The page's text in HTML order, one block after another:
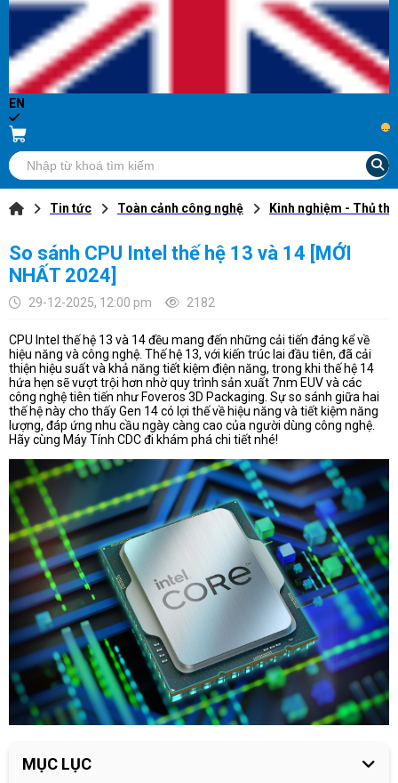
EN
...
Tin tức Toàn cảnh công nghệ Kinh nghiệm - Thủ
So sánh CPU Intel thế hệ 13 và 14 [MỚI
NHẤT 2024]
29-12-2025, 12:00 pm 2182
CPU Intel thế hệ 13 và 14 đều mang đến những cải tiến đáng kể về
hiệu năng và công nghệ. Thế hệ 13, với kiến trúc lai đầu tiên, đã cải
thiện hiệu suất và khả năng tiết kiệm điện năng, trong khi thế hệ 14
hứa hẹn sẽ vượt trội hơn nhờ quy trình sản xuất 7nm EUV và các
công nghệ tiên tiến như Foveros 3D Packaging. Sự so sánh giữa hai
thế hệ này cho thấy Gen 14 có lợi thế về hiệu năng và tiết kiệm năng
lượng, đáp ứng nhu cầu ngày càng cao của người dùng công nghệ.
Hãy cùng Máy Tính CDC đi khám phá chi tiết nhé!
MỤC LỤC